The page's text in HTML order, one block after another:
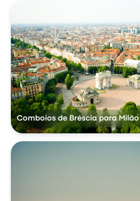
Comboios de Bréscia para Milão